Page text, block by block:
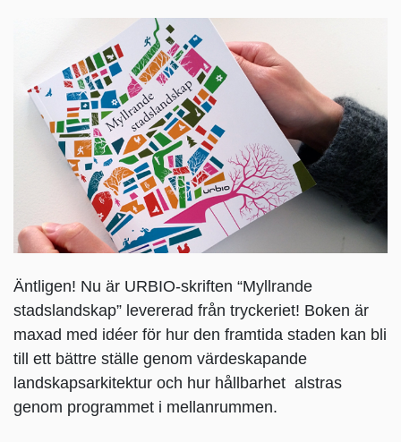
Äntligen! Nu är URBIO-skriften “Myllrande
stadslandskap” levererad från tryckeriet! Boken är
maxad med idéer för hur den framtida staden kan bli
till ett bättre ställe genom värdeskapande
landskapsarkitektur och hur hållbarhet alstras
genom programmet i mellanrummen.